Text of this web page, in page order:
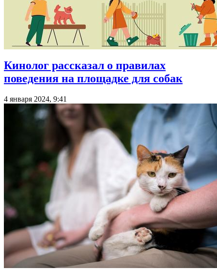
Кинолог рассказал о правилах
поведения на площадке для собак
4 января 2024, 9:41